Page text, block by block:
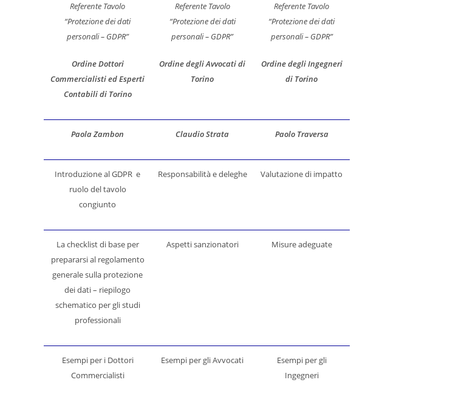
Referente Tavolo
“Protezione dei dati
personali – GDPR”
Ordine Dottori
Commercialisti ed Esperti
Contabili di Torino
Referente Tavolo
“Protezione dei dati
personali – GDPR”
Ordine degli Avvocati di
Torino
Referente Tavolo
“Protezione dei dati
personali – GDPR”
Ordine degli Ingegneri
di Torino
Paola Zambon Claudio Strata Paolo Traversa
Introduzione al GDPR e
ruolo del tavolo
congiunto
Responsabilità e deleghe Valutazione di impatto
La checklist di base per
prepararsi al regolamento
generale sulla protezione
dei dati – riepilogo
schematico per gli studi
professionali
Aspetti sanzionatori Misure adeguate
Esempi per i Dottori
Commercialisti
Esempi per gli Avvocati
Esempi per gli
Ingegneri